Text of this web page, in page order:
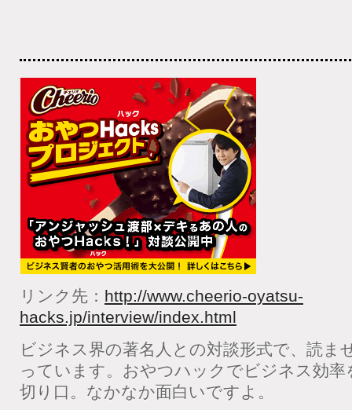
リンク先： http://www.cheerio-oyatsu-
hacks.jp/interview/index.html
ビジネス界の著名人との対談形式で、読ま
っています。おやつハックでビジネス効
切り口。なかなか面白いですよ。